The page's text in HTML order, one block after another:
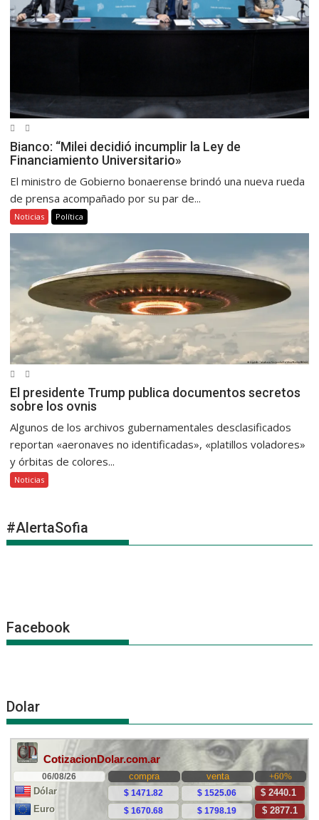
Bianco: “Milei decidió incumplir la Ley de
Financiamiento Universitario»
El ministro de Gobierno bonaerense brindó una nueva rueda
de prensa acompañado por su par de...
Noticias Política
El presidente Trump publica documentos secretos
sobre los ovnis
Algunos de los archivos gubernamentales desclasificados
reportan «aeronaves no identificadas», «platillos voladores»
y órbitas de colores...
Noticias
#AlertaSofia
Facebook
Dolar